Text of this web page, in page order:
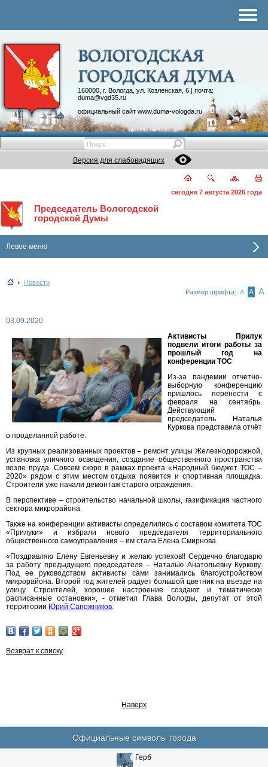
160000, г. Вологда, ул. Козленская, 6 | почта:
duma@vgd35.ru
официальный сайт www.duma-vologda.ru
Контакты
Депутатские объединения
Версия для слабовидящих
сегодня 7 августа 2026 года
Председатель Вологодской
городской Думы
Левое меню
Новости
Размер шрифта: А А А
03.09.2020
Активисты Прилук
подвели итоги работы за
прошлый год на
конференции ТОС
Из-за пандемии отчетно-
выборную конференцию
пришлось перенести с
февраля на сентябрь.
Действующий
председатель Наталья
Куркова представила отчёт
о проделанной работе.
Из крупных реализованных проектов – ремонт улицы Железнодорожной,
установка уличного освещения, создание общественного пространства
возле пруда. Совсем скоро в рамках проекта «Народный бюджет ТОС –
2020» рядом с этим местом отдыха появится и спортивная площадка.
Строители уже начали демонтаж старого ограждения.
В перспективе – строительство начальной школы, газификация частного
сектора микрорайона.
Также на конференции активисты определились с составом комитета ТОС
«Прилуки» и избрали нового председателя территориального
общественного самоуправления – им стала Елена Смирнова.
«Поздравляю Елену Евгеньевну и желаю успехов!! Сердечно благодарю
за работу предыдущего председателя – Наталью Анатольевну Куркову.
Под ее руководством активисты сами занимались благоустройством
микрорайона. Второй год жителей радует большой цветник на въезде на
улицу Строителей, хорошее настроение создают и тематически
расписанные остановки», - отметил Глава Вологды, депутат от этой
территории Юрий Сапожников.
Возврат к списку
Наверх
Официальные символы города
Герб